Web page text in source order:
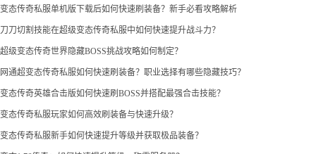
变态传奇私服单机版下载后如何快速刷装备？新手必看攻略解析
刀刀切割技能在超级变态传奇私服中如何快速提升战斗力？
超级变态传奇世界隐藏BOSS挑战攻略如何制定？
网通超变态传奇私服如何快速刷装备？职业选择有哪些隐藏技巧？
变态传奇英雄合击版如何快速刷BOSS并搭配最强合击技能？
变态传奇私服玩家如何高效刷装备与快速升级？
变态传奇私服新手如何快速提升等级并获取极品装备？